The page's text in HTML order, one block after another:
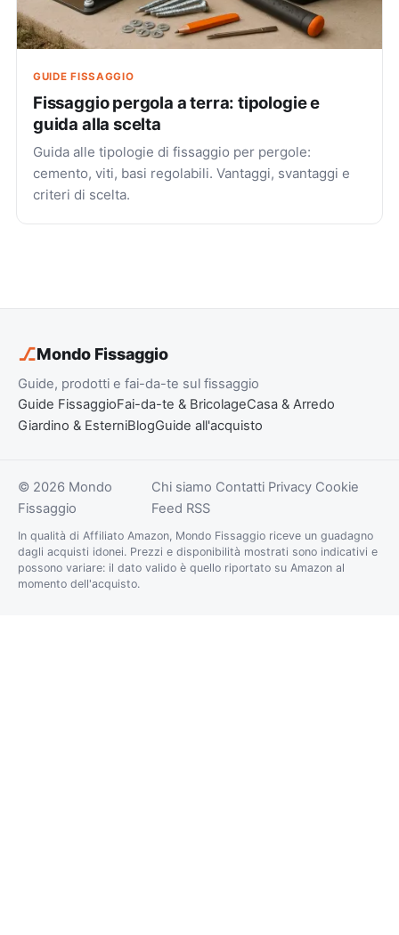
GUIDE FISSAGGIO
Fissaggio pergola a terra: tipologie e
guida alla scelta
Guida alle tipologie di fissaggio per pergole:
cemento, viti, basi regolabili. Vantaggi, svantaggi e
criteri di scelta.
⎇Mondo Fissaggio
Guide, prodotti e fai-da-te sul fissaggio
Guide FissaggioFai-da-te & BricolageCasa & Arredo
Giardino & EsterniBlogGuide all'acquisto
© 2026 Mondo
Fissaggio
Chi siamo Contatti Privacy Cookie
Feed RSS
In qualità di Affiliato Amazon, Mondo Fissaggio riceve un guadagno
dagli acquisti idonei. Prezzi e disponibilità mostrati sono indicativi e
possono variare: il dato valido è quello riportato su Amazon al
momento dell'acquisto.